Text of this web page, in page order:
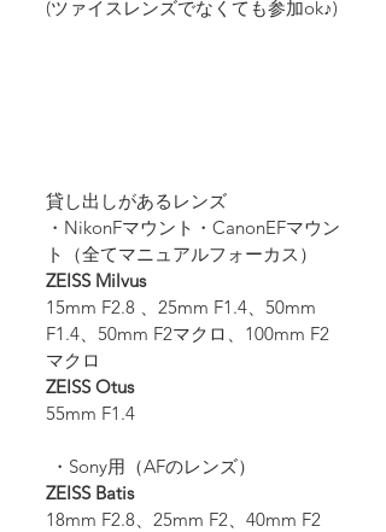
(ツァイスレンズでなくても参加ok♪)
貸し出しがあるレンズ
・NikonFマウント・CanonEFマウン
ト（全てマニュアルフォーカス）
ZEISS Milvus
15mm F2.8 、25mm F1.4、50mm
F1.4、50mm F2マクロ、100mm F2
マクロ
ZEISS Otus
55mm F1.4
・Sony用（AFのレンズ）
ZEISS Batis
18mm F2.8、25mm F2、40mm F2